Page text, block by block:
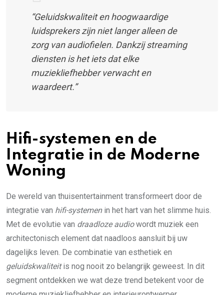
“Geluidskwaliteit en hoogwaardige
luidsprekers zijn niet langer alleen de
zorg van audiofielen. Dankzij streaming
diensten is het iets dat elke
muziekliefhebber verwacht en
waardeert.”
Hifi-systemen en de
Integratie in de Moderne
Woning
De wereld van thuisentertainment transformeert door de
integratie van hifi-systemenin het hart van het slimme huis.
Met de evolutie van draadloze audiowordt muziek een
architectonisch element dat naadloos aansluit bij uw
dagelijks leven. De combinatie van esthetiek en
geluidskwaliteitis nog nooit zo belangrijk geweest. In dit
segment ontdekken we wat deze trend betekent voor de